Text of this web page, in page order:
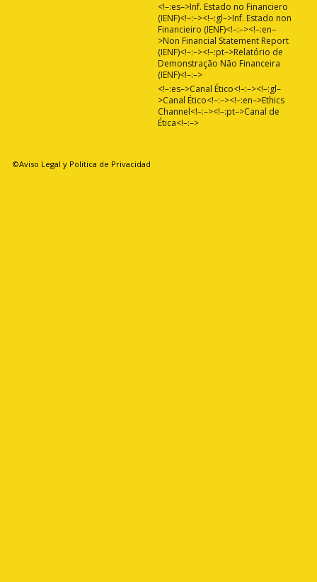
<!–:es–>Inf. Estado no Financiero
(IENF)<!–:–><!–:gl–>Inf. Estado non
Financieiro (IENF)<!–:–><!–:en–
>Non Financial Statement Report
(IENF)<!–:–><!–:pt–>Relatório de
Demonstração Não Financeira
(IENF)<!–:–>
<!–:es–>Canal Ético<!–:–><!–:gl–
>Canal Ético<!–:–><!–:en–>Ethics
Channel<!–:–><!–:pt–>Canal de
Ética<!–:–>
©Aviso Legal y Politica de Privacidad